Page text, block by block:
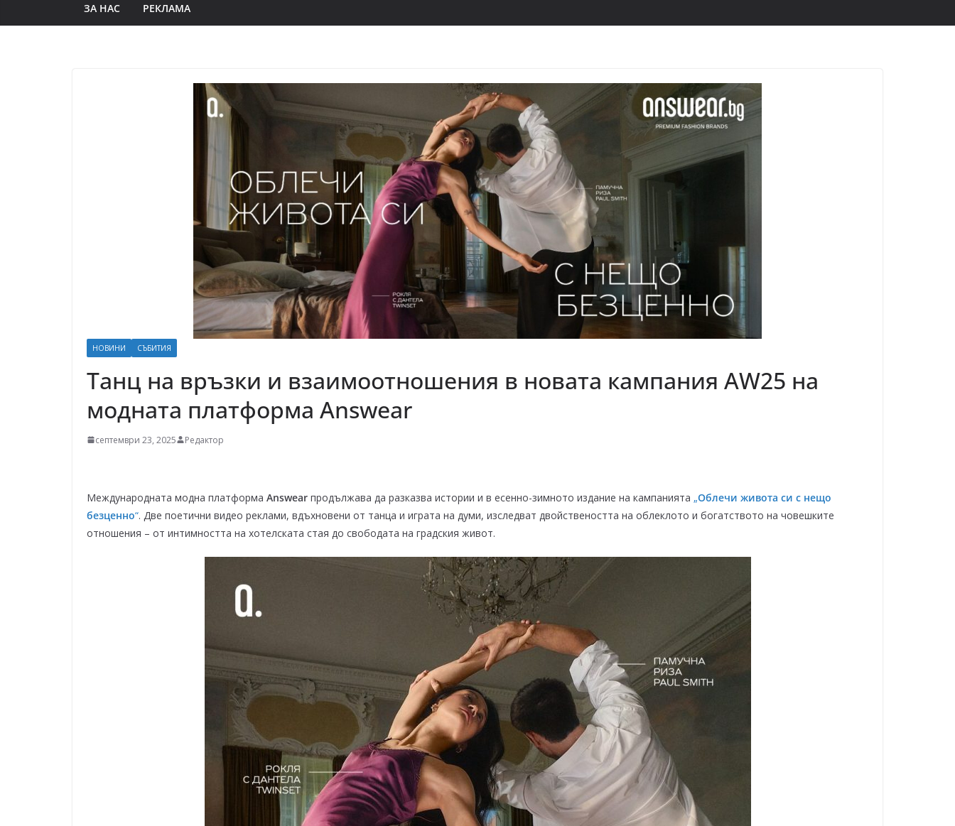
ЗА НАС РЕКЛАМА
НОВИНИ СЪБИТИЯ
Танц на връзки и взаимоотношения в новата кампания AW25 на
модната платформа Answear
септември 23, 2025 Редактор
Международната модна платформа Answear продължава да разказва истории и в есенно-зимното издание на кампанията „Облечи живота си с нещо
безценно“. Две поетични видео реклами, вдъхновени от танца и играта на думи, изследват двойствеността на облеклото и богатството на човешките
отношения – от интимността на хотелската стая до свободата на градския живот.